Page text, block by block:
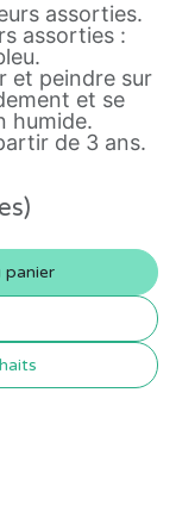
assorties.
assorties :
et peindre sur
et se
humide.
de 3 ans.
panier